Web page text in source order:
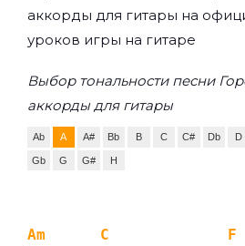
аккорды для гитары на
уроков игры на гитаре
Выбор тональности песни
аккорды для гитары
Ab A A# Bb B C C# Db D
Gb G G# H
Am C
F